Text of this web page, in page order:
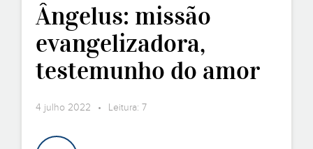
Ângelus: missão
evangelizadora,
testemunho do amor
fraterno
4 julho 2022 • Leitura: 7